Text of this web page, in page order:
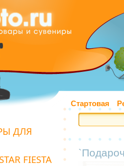
Стартовая
ДЛЯ
FIESTA